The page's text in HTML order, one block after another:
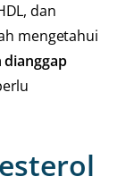
dan
mengetahui
dianggap